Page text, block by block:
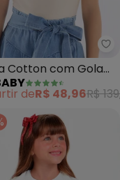
Infantil Manga
Cotton com Gola
(Branco)
deR$ 48,96R$